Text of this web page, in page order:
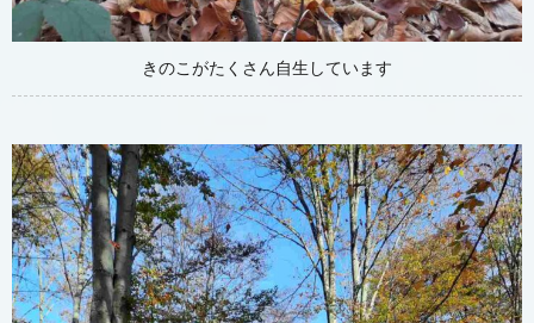
きのこがたくさん自生しています